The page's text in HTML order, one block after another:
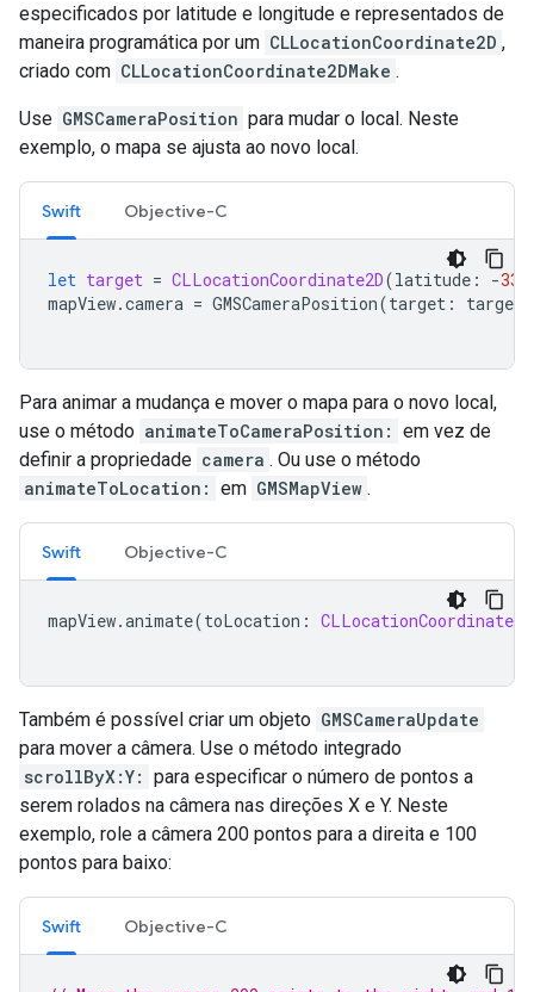
especificados por latitude e longitude e representados de
maneira programática por um CLLocationCoordinate2D ,
criado com CLLocationCoordinate2DMake .
Use GMSCameraPosition para mudar o local. Neste
exemplo, o mapa se ajusta ao novo local.
Swift Objective-C
let target = CLLocationCoordinate2D(latitude : -
mapView.camera = GMSCameraPosition(target : target
Para animar a mudança e mover o mapa para o novo local,
use o método animateToCameraPosition: em vez de
definir a propriedade camera . Ou use o método
animateToLocation: em GMSMapView .
Swift Objective-C
mapView.animate(toLocation : CLLocationCoordinate2D
Também é possível criar um objeto GMSCameraUpdate
para mover a câmera. Use o método integrado
scrollByX:Y: para especificar o número de pontos a
serem rolados na câmera nas direções X e Y. Neste
exemplo, role a câmera 200 pontos para a direita e 100
pontos para baixo:
Swift Objective-C